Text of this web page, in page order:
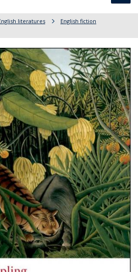
literatures
English fiction